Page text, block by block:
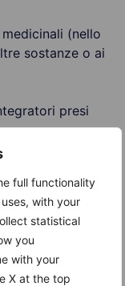
full functionality
with your
statistical
you
with your
X at the top
(nello
sostanze o ai
presi
renali o
limitare il